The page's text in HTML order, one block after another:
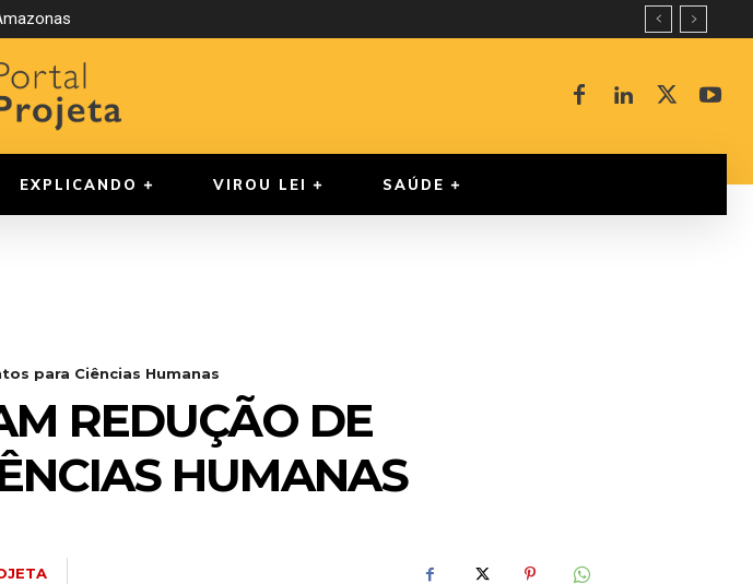
no Enamed
EXPLICANDO VIROU LEI SAÚDE
para Ciências Humanas
REDUÇÃO DE
HUMANAS